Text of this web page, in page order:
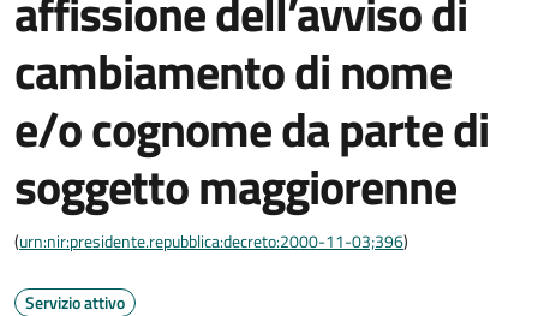
cambiamento di nome
e/o cognome da parte di
soggetto maggiorenne
(urn:nir:presidente.repubblica:decreto:2000-11-03;396)
Servizio attivo